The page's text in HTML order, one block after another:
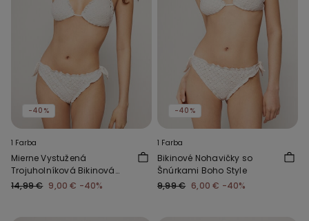
-40%
1 Farba
Mierne Vystužená
Trojuholníková Bikinová
Podprsenka Boho Style
14,99 € 9,00 € -40%
-40%
1 Farba
Bikinové Nohavičky so
Šnúrkami Boho Style
9,99 € 6,00 € -40%